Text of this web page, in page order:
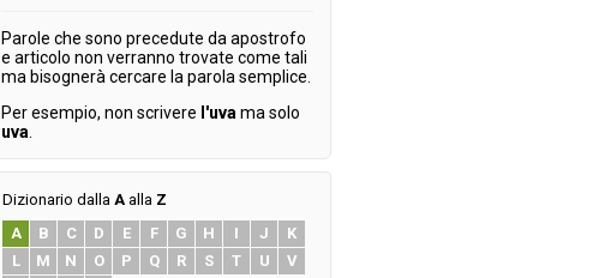
Parole che sono precedute da apostrofo
e articolo non verranno trovate come tali
ma bisognerà cercare la parola semplice.
Per esempio, non scrivere l'uva ma solo
uva
Dizionario dalla A alla Z
A
B C D E F G H I J
K
L
M N O P Q R S T U
V